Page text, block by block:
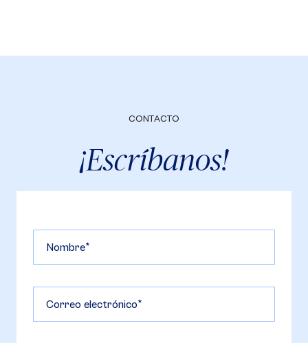
CONTACTO
¡Escríbanos!
Nombre
Correo electrónico